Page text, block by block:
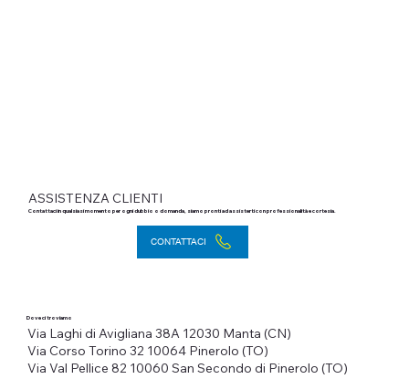
Contattaci in qualsiasi momento per ogni dubbio o domanda, siamo pronti ad assisterti con professionalità e cortesia.
CONTATTACI
ASSISTENZA CLIENTI
Dove ci troviamo
Via Laghi di Avigliana 38A 12030 Manta (CN)
Via Val Pellice 82 10060 San Secondo di Pinerolo (TO)
Via Corso Torino 32 10064 Pinerolo (TO)